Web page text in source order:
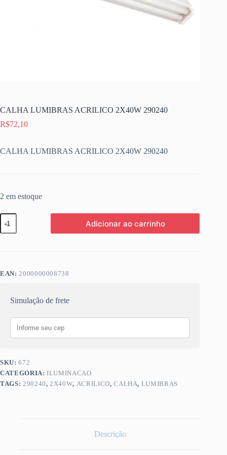
CALHA LUMIBRAS ACRILICO 2X40W 290240
R$72,10
CALHA LUMIBRAS ACRILICO 2X40W 290240
2 em estoque
CALHA
LUMIBRAS
ACRILICO
Adicionar ao carrinho
EAN:2000000008738
Simulação de frete
SKU:672
CATEGORIA:ILUMINACAO
TAGS: 290240,2X40W, ACRILICO,CALHA, LUMIBRAS
Descrição